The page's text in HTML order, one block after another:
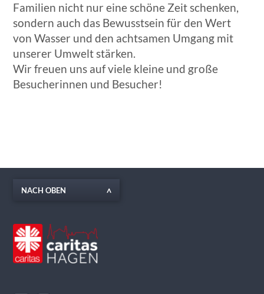
Familien nicht nur eine schöne Zeit schenken,
sondern auch das Bewusstsein für den Wert
von Wasser und den achtsamen Umgang mit
unserer Umwelt stärken.
Wir freuen uns auf viele kleine und große
Besucherinnen und Besucher!
NACH OBEN